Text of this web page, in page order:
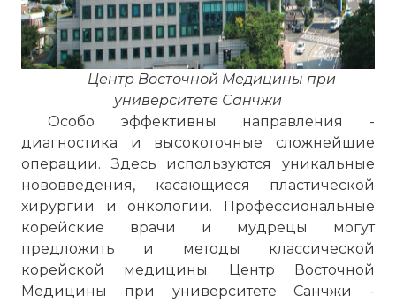
Центр Восточной Медицины при
университете Санчжи
Особо эффективны направления -
диагностика и высокоточные сложнейшие
операции. Здесь используются уникальные
нововведения, касающиеся пластической
хирургии и онкологии. Профессиональные
корейские врачи и мудрецы могут
предложить и методы классической
корейской медицины. Центр Восточной
Медицины при университете Санчжи -